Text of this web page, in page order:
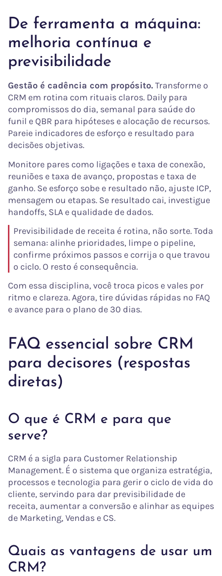
De ferramenta a máquina:
melhoria contínua e
previsibilidade
Gestão é cadência com propósito.Transforme o
CRM em rotina com rituais claros. Daily para
compromissos do dia, semanal para saúde do
funil e QBR para hipóteses e alocação de recursos.
Pareie indicadores de esforço e resultado para
decisões objetivas.
Monitore pares como ligações e taxa de conexão,
reuniões e taxa de avanço, propostas e taxa de
ganho. Se esforço sobe e resultado não, ajuste ICP,
mensagem ou etapas. Se resultado cai, investigue
handoffs, SLA e qualidade de dados.
Previsibilidade de receita é rotina, não sorte. Toda
semana: alinhe prioridades, limpe o pipeline,
confirme próximos passos e corrija o que travou
o ciclo. O resto é consequência.
Com essa disciplina, você troca picos e vales por
ritmo e clareza. Agora, tire dúvidas rápidas no FAQ
e avance para o plano de 30 dias.
FAQ essencial sobre CRM
para decisores (respostas
diretas)
O que é CRM e para que
serve?
CRM é a sigla para Customer Relationship
Management. É o sistema que organiza estratégia,
processos e tecnologia para gerir o ciclo de vida do
cliente, servindo para dar previsibilidade de
receita, aumentar a conversão e alinhar as equipes
de Marketing, Vendas e CS.
Quais as vantagens de usar um
CRM?